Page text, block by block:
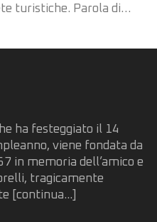
turistiche. Parola di…
ha festeggiato il 14
viene fondata da
in memoria dell’amico e
tragicamente
[continua...]